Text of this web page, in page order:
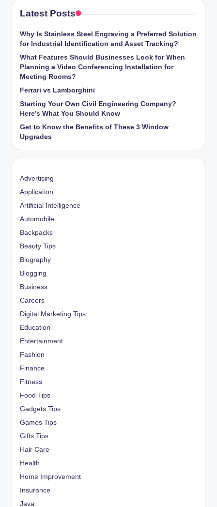
Latest Posts
Why Is Stainless Steel Engraving a Preferred Solution
for Industrial Identification and Asset Tracking?
What Features Should Businesses Look for When
Planning a Video Conferencing Installation for
Meeting Rooms?
Ferrari vs Lamborghini
Starting Your Own Civil Engineering Company?
Here’s What You Should Know
Get to Know the Benefits of These 3 Window
Upgrades
Advertising
Application
Artificial Intelligence
Automobile
Backpacks
Beauty Tips
Biography
Blogging
Business
Careers
Digital Marketing Tips
Education
Entertainment
Fashion
Finance
Fitness
Food Tips
Gadgets Tips
Games Tips
Gifts Tips
Hair Care
Health
Home Improvement
Insurance
Java